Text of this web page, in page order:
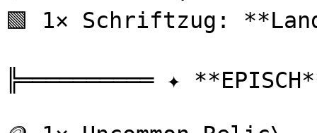
🟩 1× Schriftzug:
╠══════════ ✦